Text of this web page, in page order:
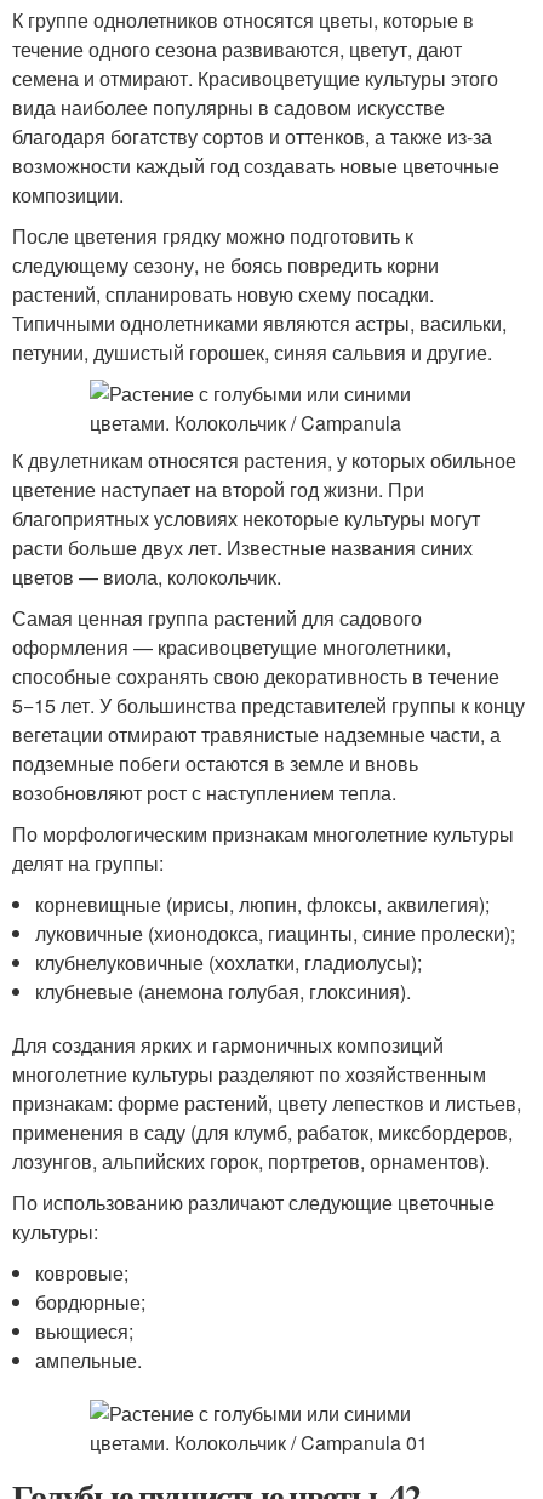
К группе однолетников относятся цветы, которые в
течение одного сезона развиваются, цветут, дают
семена и отмирают. Красивоцветущие культуры этого
вида наиболее популярны в садовом искусстве
благодаря богатству сортов и оттенков, а также из-за
возможности каждый год создавать новые цветочные
композиции.
После цветения грядку можно подготовить к
следующему сезону, не боясь повредить корни
растений, спланировать новую схему посадки.
Типичными однолетниками являются астры, васильки,
петунии, душистый горошек, синяя сальвия и другие.
К двулетникам относятся растения, у которых обильное
цветение наступает на второй год жизни. При
благоприятных условиях некоторые культуры могут
расти больше двух лет. Известные названия синих
цветов — виола, колокольчик.
Самая ценная группа растений для садового
оформления — красивоцветущие многолетники,
способные сохранять свою декоративность в течение
5−15 лет. У большинства представителей группы к концу
вегетации отмирают травянистые надземные части, а
подземные побеги остаются в земле и вновь
возобновляют рост с наступлением тепла.
По морфологическим признакам многолетние культуры
делят на группы:
корневищные (ирисы, люпин, флоксы, аквилегия);
луковичные (хионодокса, гиацинты, синие пролески);
клубнелуковичные (хохлатки, гладиолусы);
клубневые (анемона голубая, глоксиния).
Для создания ярких и гармоничных композиций
многолетние культуры разделяют по хозяйственным
признакам: форме растений, цвету лепестков и листьев,
применения в саду (для клумб, рабаток, миксбордеров,
лозунгов, альпийских горок, портретов, орнаментов).
По использованию различают следующие цветочные
культуры:
ковровые;
бордюрные;
вьющиеся;
ампельные.